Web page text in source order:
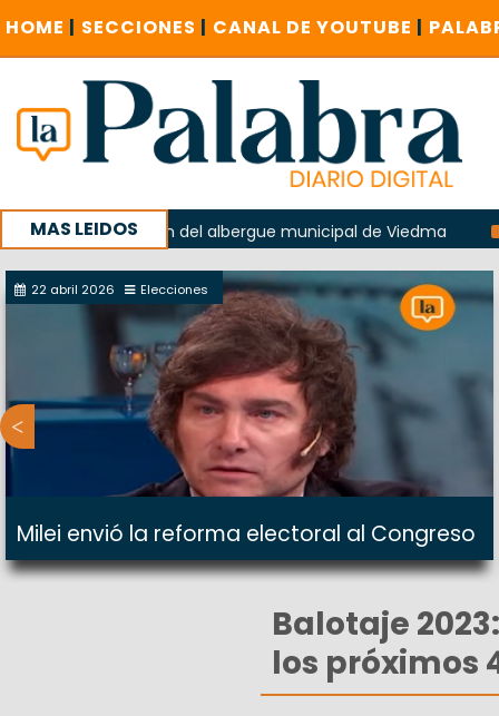
HOME | SECCIONES | CANAL DE YOUTUBE |
MAS LEIDOS
la explosión del albergue municipal de Viedma La
con un encuentro provincial en Roca
22 abril 2026 Elecciones
Milei envió la reforma electoral al Congreso
Balotaje
los próximos